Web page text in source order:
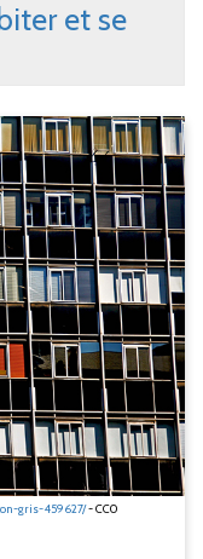
et se
gris-459627/- CC0